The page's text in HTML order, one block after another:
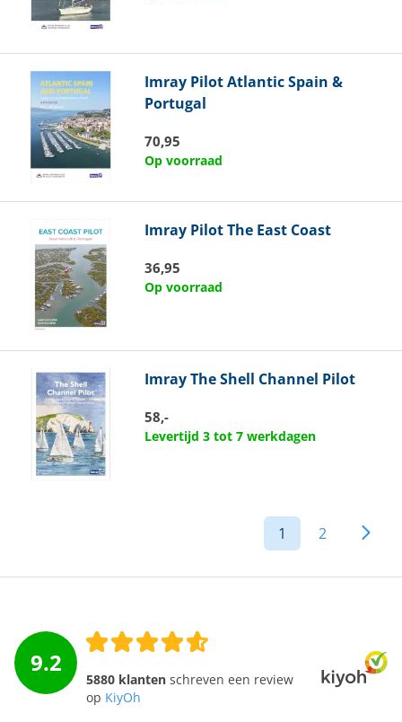
Imray Pilot Atlantic Spain &
Portugal
70,95
Op voorraad
Imray Pilot The East Coast
36,95
Op voorraad
ImrayThe Shell Channel Pilot
58,-
Levertijd 3 tot 7 werkdagen
1 2
9.2
5880 klanten schreven een review
op KiyOh